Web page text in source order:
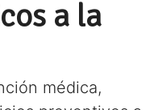
a la
médica,